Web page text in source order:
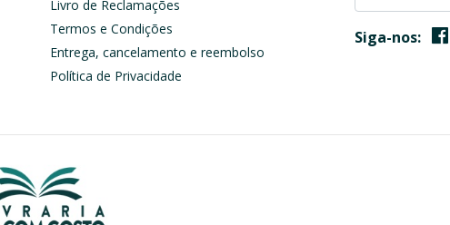
Livro de Reclamações
Termos e Condições
Entrega, cancelamento e reembolso
Política de Privacidade
Siga-nos: